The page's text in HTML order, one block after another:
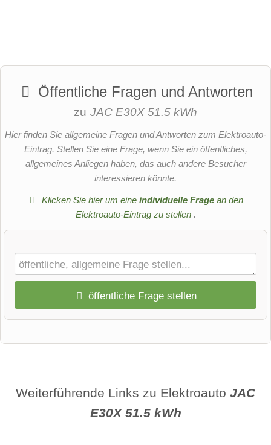
Öffentliche Fragen und Antworten
zu JAC E30X 51.5 kWh
Hier finden Sie allgemeine Fragen und Antworten zum Elektroauto-
Eintrag. Stellen Sie eine Frage, wenn Sie ein öffentliches,
allgemeines Anliegen haben, das auch andere Besucher
interessieren könnte.
Klicken Sie hier um eineindividuelle Frage an den
Elektroauto-Eintrag zu stellen .
öffentliche Frage stellen
Name
Weiterführende Links zu Elektroauto JAC
E30X 51.5 kWh